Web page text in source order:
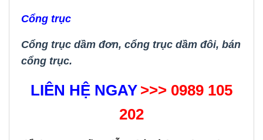
Cổng trục
Cổng trục dầm đơn, cổng trục dầm đôi, bán
cổng trục.
LIÊN HỆ NGAY >>> 0989 105
202